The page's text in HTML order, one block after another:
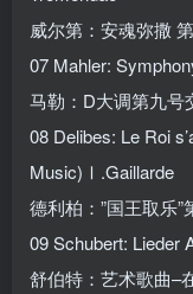
威尔第：安魂弥撒
07 Mahler:
马勒：D大调第九号
08 Delibes: Le Roi
Music)Ⅰ.Gaillarde
德利柏：”国王取乐”
09 Schubert: Lieder
舒伯特：艺术歌曲–